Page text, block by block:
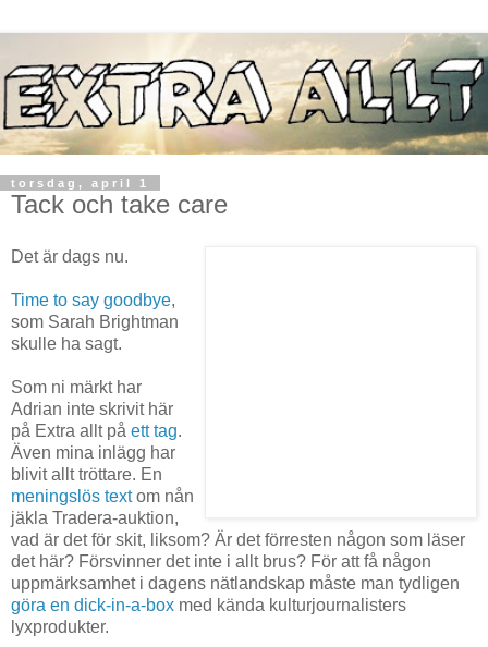
torsdag, april 1
Tack och take care
Det är dags nu.
Time to say goodbye,
som Sarah Brightman
skulle ha sagt.
Som ni märkt har
Adrian inte skrivit här
på Extra allt på ett tag.
Även mina inlägg har
blivit allt tröttare. En
meningslös textom nån
jäkla Tradera-auktion,
vad är det för skit, liksom? Är det förresten någon som läser
det här? Försvinner det inte i allt brus? För att få någon
uppmärksamhet i dagens nätlandskap måste man tydligen
göra en dick-in-a-box med kända kulturjournalisters
lyxprodukter.